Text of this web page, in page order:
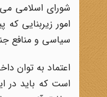
شورای اسلامی
امور زیربنایی
سیاسی و منافع
اعتماد به توان
است که باید در